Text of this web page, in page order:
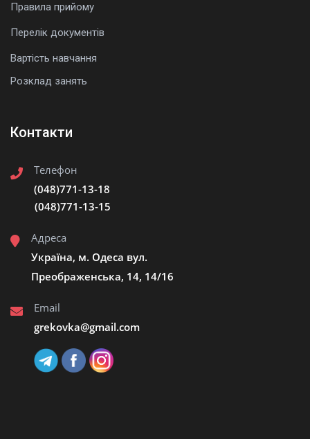
Правила прийому
Перелік документів
Вартість навчання
Розклад занять
Контакти
Телефон
(048)771-13-18
(048)771-13-15
Адреса
Україна, м. Одеса вул.
Преображенська, 14, 14/16
Email
grekovka@gmail.сom